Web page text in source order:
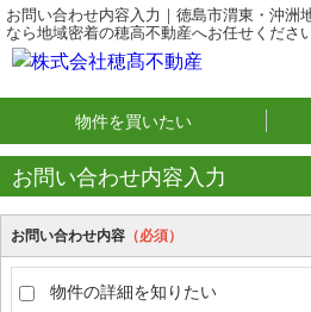
お問い合わせ内容入力｜徳島市渭東・沖洲
なら地域密着の穂高不動産へお任せください
物件を買いたい
お問い合わせ内容入力
お問い合わせ内容 （必須）
物件の詳細を知りたい